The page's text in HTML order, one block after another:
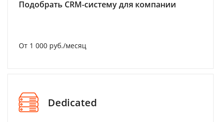
Подобрать CRM-систему для компании
От 1 000 руб./месяц
Dedicated